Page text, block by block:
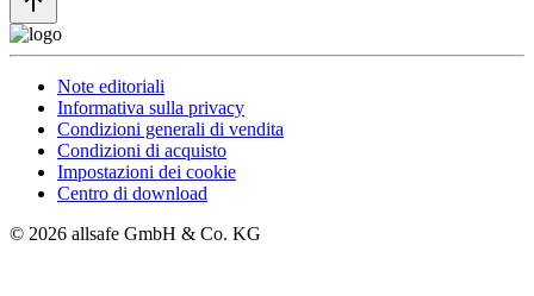
Note editoriali
Informativa sulla privacy
Condizioni generali di vendita
Condizioni di acquisto
Impostazioni dei cookie
Centro di download
© 2026 allsafe GmbH & Co. KG